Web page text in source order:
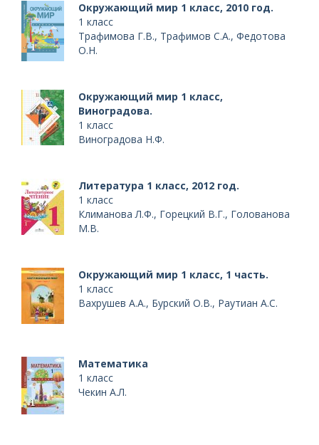
Окружающий мир 1 класс, 2010 год.
1 класс
Трафимова Г.В., Трафимов С.А., Федотова
О.Н.
Окружающий мир 1 класс,
Виноградова.
1 класс
Виноградова Н.Ф.
Литература 1 класс, 2012 год.
1 класс
Климанова Л.Ф., Горецкий В.Г., Голованова
М.В.
Окружающий мир 1 класс, 1 часть.
1 класс
Вахрушев А.А., Бурский О.В., Раутиан А.С.
Математика
1 класс
Чекин А.Л.